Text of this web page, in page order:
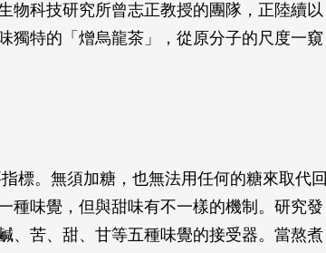
物科技研究所曾志正教授的團隊，正陸續以
獨特的「熷烏龍茶」，從原分子的尺度一窺
標。無須加糖，也無法用任何的糖來取代回
種味覺，但與甜味有不一樣的機制。研究發
、苦、甜、甘等五種味覺的接受器。當熬煮